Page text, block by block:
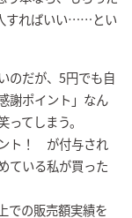
すればいい……とい
のだが、5円でも自
謝ポイント」なん
てしまう。
ト！ が付与され
ている私が買った
での販売額実績を